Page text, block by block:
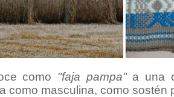
como "faja pampa"a una
como masculina, como sostén